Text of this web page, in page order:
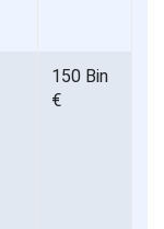
150 Bin
€